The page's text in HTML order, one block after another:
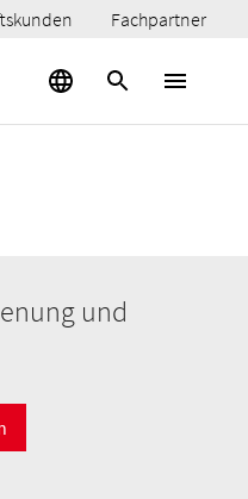
Fachpartner
und